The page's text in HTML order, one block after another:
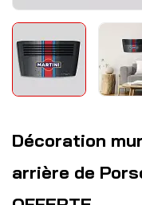
Décoration
arrière de